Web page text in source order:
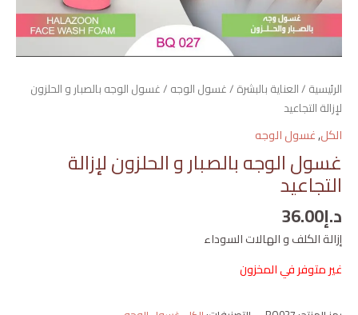
الرئيسية /العناية بالبشرة /غسول الوجه / غسول الوجه بالصبار و الحلزون
لإزالة التجاعيد
الكل,غسول الوجه
غسول الوجه بالصبار و الحلزون لإزالة
التجاعيد
د.إ36.00
إزالة الكلف و الهالات السوداء
غير متوفر في المخزون